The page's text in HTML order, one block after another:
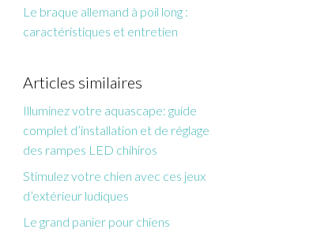
Le braque allemand à poil long :
caractéristiques et entretien
Articles similaires
Illuminez votre aquascape: guide
complet d’installation et de réglage
des rampes LED chihiros
Stimulez votre chien avec ces jeux
d’extérieur ludiques
Le grand panier pour chiens